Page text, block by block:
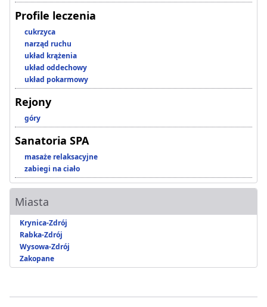
Profile leczenia
cukrzyca
narząd ruchu
układ krążenia
układ oddechowy
układ pokarmowy
Rejony
góry
Sanatoria SPA
masaże relaksacyjne
zabiegi na ciało
Miasta
Krynica-Zdrój
Rabka-Zdrój
Wysowa-Zdrój
Zakopane